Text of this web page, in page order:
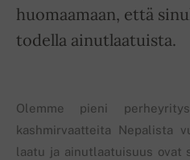
huomaamaan, että
todella ainutlaatuista.
Olemme pieni
kashmirvaatteita Nepalista
laatu ja ainutlaatuisuus ovat